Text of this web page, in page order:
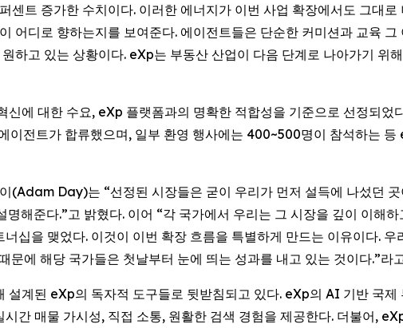
트 증가한 수치이다. 이러한 에너지가 이번 사업 확장에서도 그대로
어디로 향하는지를 보여준다. 에이전트들은 단순한 커미션과 교육
하고 있는 상황이다. eXp는 부동산 산업이 다음 단계로 나아가기 위
에 대한 수요, eXp 플랫폼과의 명확한 적합성을 기준으로 선정되었
이전트가 합류했으며, 일부 환영 행사에는 400~500명이 참석하는
(Adam Day)는 “선정된 시장들은 굳이 우리가 먼저 설득에 나섰던
해준다.”고 밝혔다. 이어 “각 국가에서 우리는 그 시장을 깊이 이해
십을 맺었다. 이것이 이번 확장 흐름을 특별하게 만드는 이유이다.
문에 해당 국가들은 첫날부터 눈에 띄는 성과를 내고 있는 것이다.”라
설계된 eXp의 독자적 도구들로 뒷받침되고 있다. eXp의 AI 기반 국제
간 매물 가시성, 직접 소통, 원활한 검색 경험을 제공한다. 더불어,